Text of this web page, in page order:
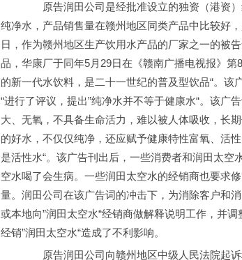
原告润田公司是经批准设立的独资（港资）
纯净水，产品销售量在赣州地区同类产品中比较好
日，作为赣州地区生产饮用水产品的厂家之一的被
品，华康厂于同年5月29日在《赣南广播电视报》
的新一代水饮料，是二十一世纪的普及型饮品“。
“进行了评议，提出”纯净水并不等于健康水“。该广
大、无氧，不具备生命活力，难以被人体吸收，长
的好水，不仅仅纯净，还应赋予健康特性富氧、活
是活性水“。该广告刊出后，一些消费者和润田太
空水喝了会生病。一些润田太空水的经销商也要求
量。润田公司在该广告词的冲击下，为消除客户和
或本地向”润田太空水“经销商做解释说明工作，并
经销”润田太空水“造成了不利影响。
原告润田公司向赣州地区中级人民法院起诉